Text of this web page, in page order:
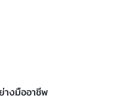
างมืออาชีพ